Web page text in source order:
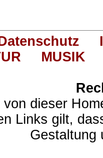
MUSIK
von dieser
Links gilt,
Gestaltung